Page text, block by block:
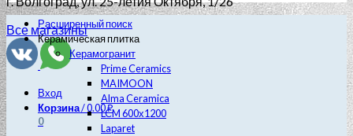
Все магазины
Вход
Корзина/0.00₽
0
Расширенный поиск
Керамическая плитка
Керамогранит
Prime Ceramics
MAIMOON
Alma Ceramica
LCM 600х1200
Laparet